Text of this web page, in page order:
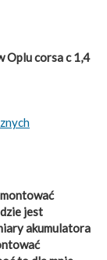
Oplu corsa c 1,4
jest
akumulatora